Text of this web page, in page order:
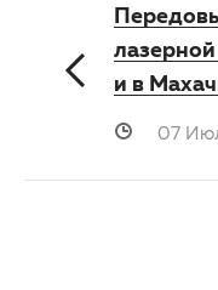
и в
07